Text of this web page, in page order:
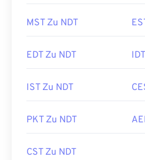
MST Zu NDT
EDT Zu NDT
IST Zu NDT
PKT Zu NDT
CST Zu NDT